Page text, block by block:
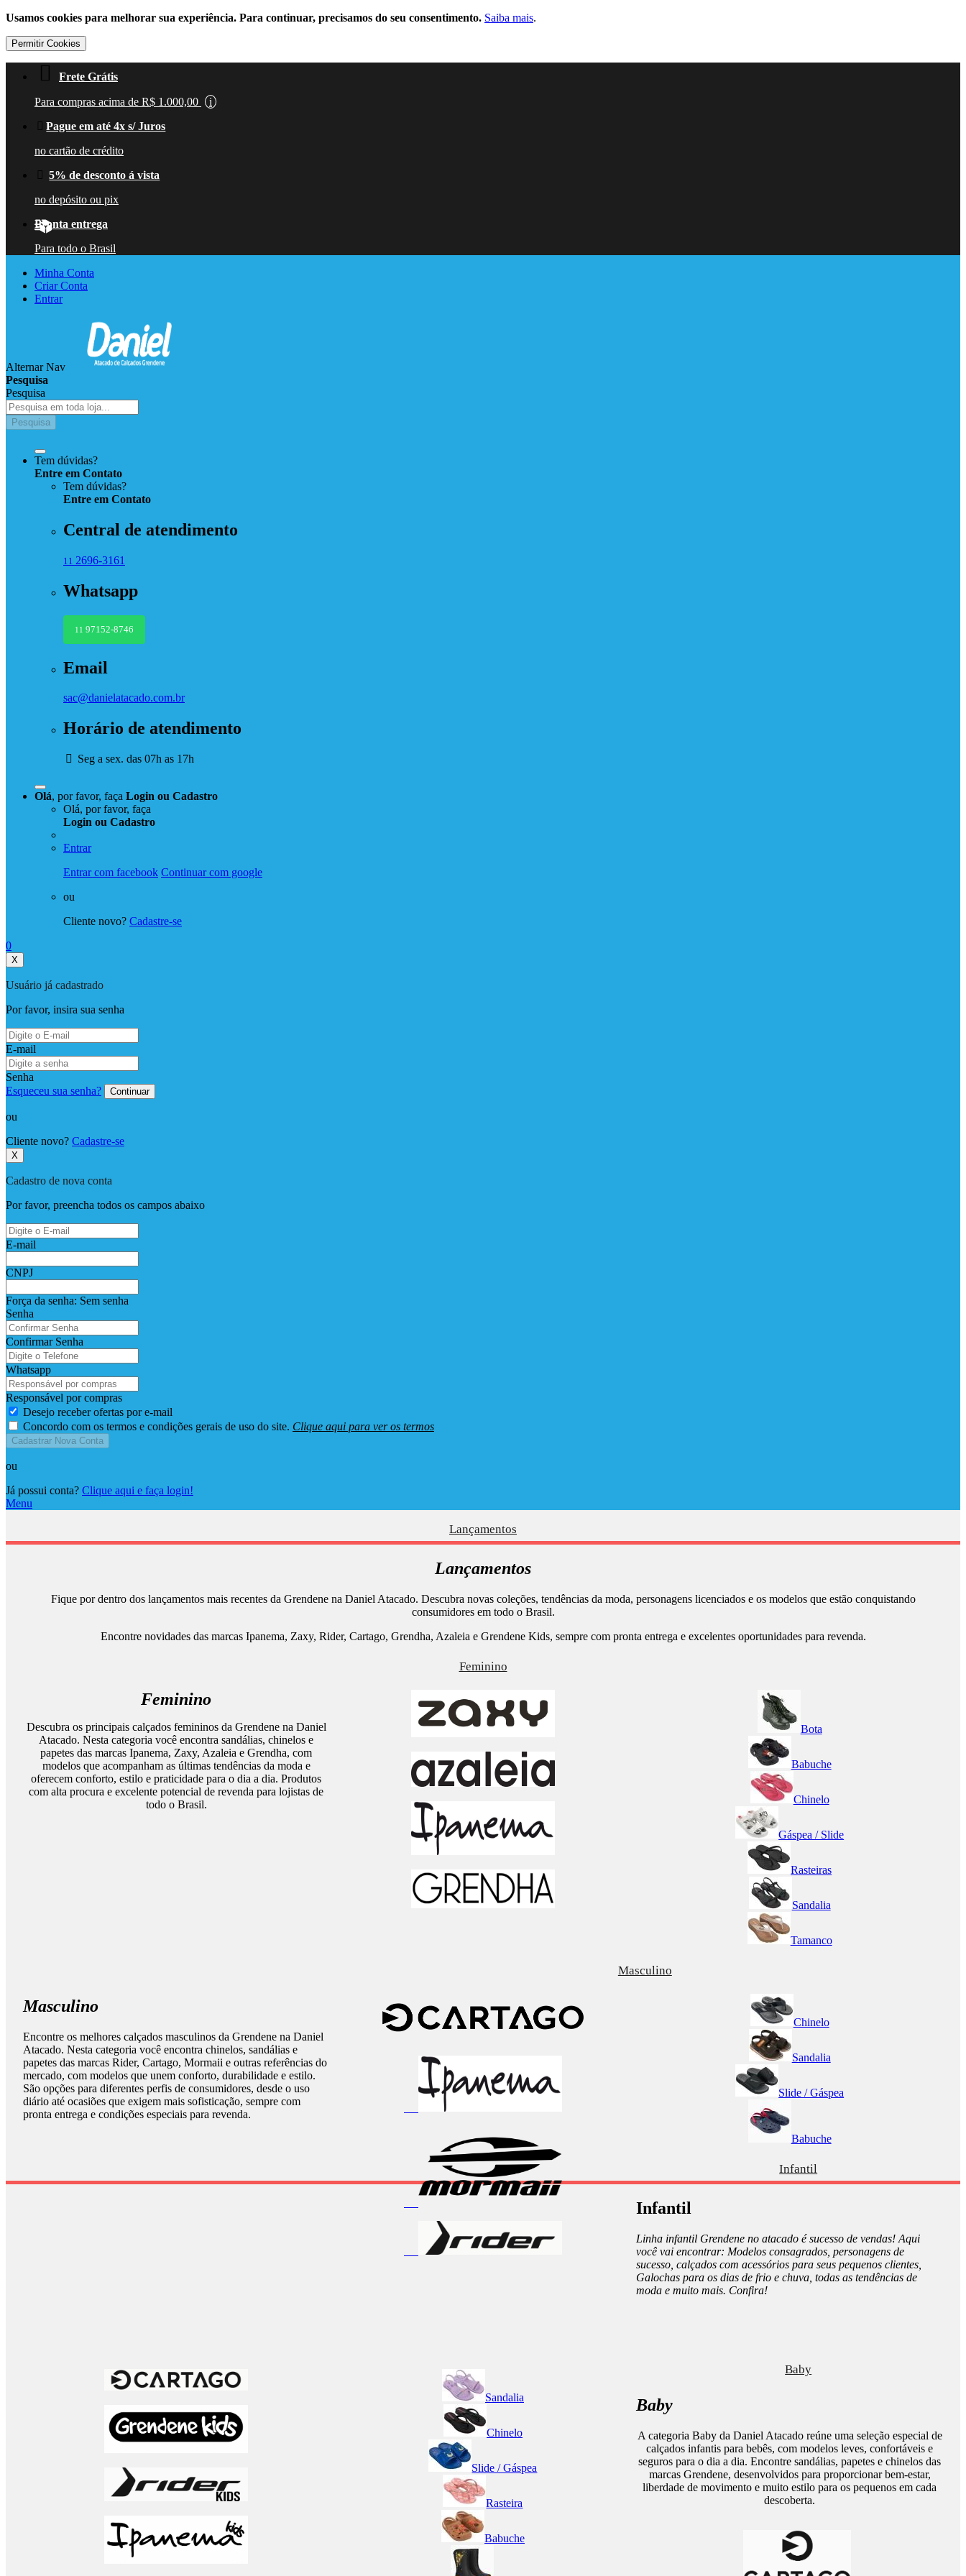
Usamos cookies para melhorar sua experiência. Para continuar, precisamos do seu consentimento. Saiba mais.
Permitir Cookies
Frete Grátis
Para compras acima de R$ 1.000,00
i
Pague em até 4x s/ Juros
no cartão de crédito
5% de desconto á vista
no depósito ou pix
Pronta entrega
Para todo o Brasil
Minha Conta
Criar Conta
Entrar
Alternar Nav
Pesquisa
Pesquisa
Pesquisa
Tem dúvidas?
Entre em Contato
Tem dúvidas?
Entre em Contato
Central de atendimento
11 2696-3161
Whatsapp
11 97152-8746
Email
sac@danielatacado.com.br
Horário de atendimento
Seg a sex. das 07h as 17h
Olá, por favor, faça Login ou Cadastro
Olá, por favor, faça
Login ou Cadastro
Entrar
Entrar com facebook Continuar com google
ou
Cliente novo? Cadastre-se
0
X
Usuário já cadastrado
Por favor, insira sua senha
E-mail
Senha
Esqueceu sua senha?
Continuar
ou
Cliente novo? Cadastre-se
X
Cadastro de nova conta
Por favor, preencha todos os campos abaixo
E-mail
CNPJ
Força da senha: Sem senha
Senha
Confirmar Senha
Whatsapp
Responsável por compras
Desejo receber ofertas por e-mail
Concordo com os termos e condições gerais de uso do site. Clique aqui para ver os termos
Cadastrar Nova Conta
ou
Já possui conta? Clique aqui e faça login!
Menu
Lançamentos
Lançamentos
Fique por dentro dos lançamentos mais recentes da Grendene na Daniel Atacado. Descubra novas coleções, tendências da moda, personagens licenciados e os modelos que estão conquistando
consumidores em todo o Brasil.
Encontre novidades das marcas Ipanema, Zaxy, Rider, Cartago, Grendha, Azaleia e Grendene Kids, sempre com pronta entrega e excelentes oportunidades para revenda.
Feminino
Feminino
Descubra os principais calçados femininos da Grendene na Daniel
Atacado. Nesta categoria você encontra sandálias, chinelos e
papetes das marcas Ipanema, Zaxy, Azaleia e Grendha, com
modelos que acompanham as últimas tendências da moda e
oferecem conforto, estilo e praticidade para o dia a dia. Produtos
com alta procura e excelente potencial de revenda para lojistas de
todo o Brasil.
Bota
Babuche
Chinelo
Gáspea / Slide
Rasteiras
Sandalia
Tamanco
Masculino
Masculino
Encontre os melhores calçados masculinos da Grendene na Daniel
Atacado. Nesta categoria você encontra chinelos, sandálias e
papetes das marcas Rider, Cartago, Mormaii e outras referências do
mercado, com modelos que unem conforto, durabilidade e estilo.
São opções para diferentes perfis de consumidores, desde o uso
diário até ocasiões que exigem mais sofisticação, sempre com
pronta entrega e condições especiais para revenda.
Chinelo
Sandalia
Slide / Gáspea
Babuche
Infantil
Infantil
Linha infantil Grendene no atacado é sucesso de vendas! Aqui
você vai encontrar: Modelos consagrados, personagens de
sucesso, calçados com acessórios para seus pequenos clientes,
Galochas para os dias de frio e chuva, todas as tendências de
moda e muito mais. Confira!
Sandalia
Chinelo
Slide / Gáspea
Rasteira
Babuche
Baby
Baby
A categoria Baby da Daniel Atacado reúne uma seleção especial de
calçados infantis para bebês, com modelos leves, confortáveis e
seguros para o dia a dia. Encontre sandálias, papetes e chinelos das
marcas Grendene, desenvolvidos para proporcionar bem-estar,
liberdade de movimento e muito estilo para os pequenos em cada
descoberta.